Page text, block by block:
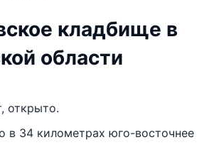
кладбище в
области
открыто.
в 34 километрах юго-восточнее